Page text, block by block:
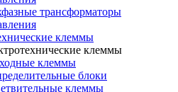
трансформаторы
клеммы
клеммы
клеммы
блоки
клеммы